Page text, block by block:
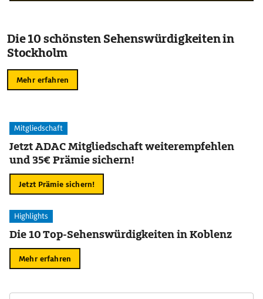
Die 10 schönsten Sehenswürdigkeiten in
Stockholm
Mehr erfahren
Mitgliedschaft
Jetzt ADAC Mitgliedschaft weiterempfehlen
und 35€ Prämie sichern!
Jetzt Prämie sichern!
Highlights
Die 10 Top-Sehenswürdigkeiten in Koblenz
Mehr erfahren